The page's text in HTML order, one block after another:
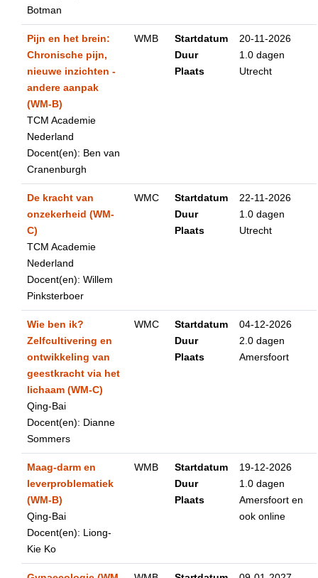
Botman
Pijn en het brein:
Chronische pijn,
nieuwe inzichten -
andere aanpak
(WM-B)
TCM Academie
Nederland
Docent(en): Ben van
Cranenburgh
WMB
Startdatum
Duur
Plaats
20-11-2026
1.0 dagen
Utrecht
De kracht van
onzekerheid (WM-
C)
TCM Academie
Nederland
Docent(en): Willem
Pinksterboer
WMC
Startdatum
Duur
Plaats
22-11-2026
1.0 dagen
Utrecht
Wie ben ik?
Zelfcultivering en
ontwikkeling van
geestkracht via het
lichaam (WM-C)
Qing-Bai
Docent(en): Dianne
Sommers
WMC
Startdatum
Duur
Plaats
04-12-2026
2.0 dagen
Amersfoort
Maag-darm en
leverproblematiek
(WM-B)
Qing-Bai
Docent(en): Liong-
Kie Ko
WMB
Startdatum
Duur
Plaats
19-12-2026
1.0 dagen
Amersfoort en
ook online